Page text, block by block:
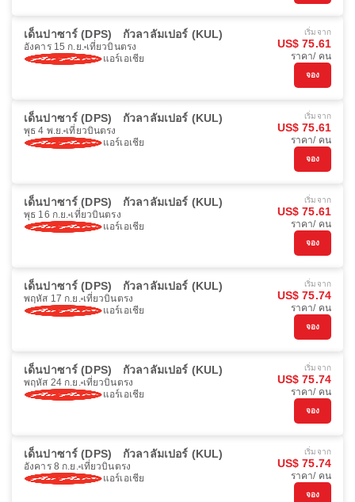
เด็นปาซาร์ (DPS) กัวลาลัมเปอร์ (KUL)
อังคาร 15 ก.ย. เที่ยวบินตรง
แอร์เอเชีย
เริ่มจาก
US$ 75.61
ราคา/ คน
จอง
เด็นปาซาร์ (DPS) กัวลาลัมเปอร์ (KUL)
พุธ 4 พ.ย. เที่ยวบินตรง
แอร์เอเชีย
เริ่มจาก
US$ 75.61
ราคา/ คน
จอง
เด็นปาซาร์ (DPS) กัวลาลัมเปอร์ (KUL)
พุธ 16 ก.ย. เที่ยวบินตรง
แอร์เอเชีย
เริ่มจาก
US$ 75.61
ราคา/ คน
จอง
เด็นปาซาร์ (DPS) กัวลาลัมเปอร์ (KUL)
พฤหัส 17 ก.ย. เที่ยวบินตรง
แอร์เอเชีย
เริ่มจาก
US$ 75.74
ราคา/ คน
จอง
เด็นปาซาร์ (DPS) กัวลาลัมเปอร์ (KUL)
พฤหัส 24 ก.ย. เที่ยวบินตรง
แอร์เอเชีย
เริ่มจาก
US$ 75.74
ราคา/ คน
จอง
เด็นปาซาร์ (DPS) กัวลาลัมเปอร์ (KUL)
อังคาร 8 ก.ย. เที่ยวบินตรง
แอร์เอเชีย
เริ่มจาก
US$ 75.74
ราคา/ คน
จอง